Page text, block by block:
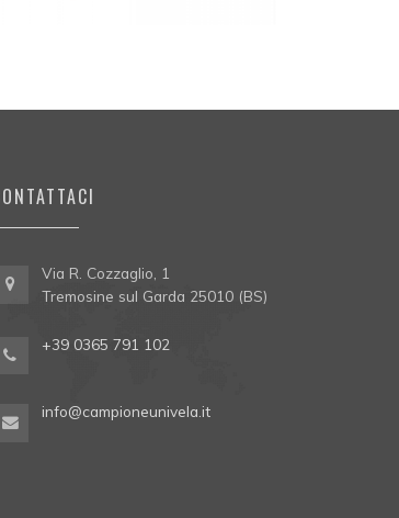
Via R. Cozzaglio, 1
Tremosine sul Garda 25010 (BS)
+39 0365 791 102
info@campioneunivela.it